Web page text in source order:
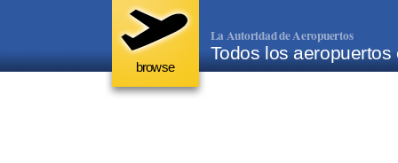
browse
La Autoridad de Aeropuertos
Todos los aeropuertos